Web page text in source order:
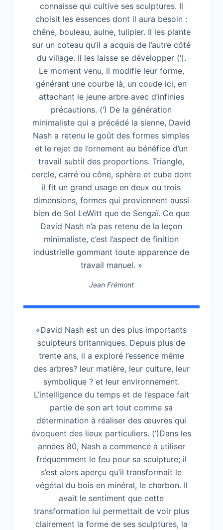
connaisse qui cultive ses sculptures. Il
choisit les essences dont il aura besoin :
chêne, bouleau, aulne, tulipier. Il les plante
sur un coteau qu’il a acquis de l’autre côté
du village. Il les laisse se développer (‘).
Le moment venu, il modifie leur forme,
générant une courbe là, un coude ici, en
attachant le jeune arbre avec d’infinies
précautions. (‘) De la génération
minimaliste qui a précédé la sienne, David
Nash a retenu le goût des formes simples
et le rejet de l’ornement au bénéfice d’un
travail subtil des proportions. Triangle,
cercle, carré ou cône, sphère et cube dont
il fit un grand usage en deux ou trois
dimensions, formes qui proviennent aussi
bien de Sol LeWitt que de Sengaï. Ce que
David Nash n’a pas retenu de la leçon
minimaliste, c’est l’aspect de finition
industrielle gommant toute apparence de
travail manuel. »
Jean Frémont
«David Nash est un des plus importants
sculpteurs britanniques. Depuis plus de
trente ans, il a exploré l’essence même
des arbres? leur matière, leur culture, leur
symbolique ? et leur environnement.
L’intelligence du temps et de l’espace fait
partie de son art tout comme sa
détermination à réaliser des œuvres qui
évoquent des lieux particuliers. (‘)Dans les
années 80, Nash a commencé à utiliser
fréquemment le feu pour sa sculpture; il
s’est alors aperçu qu’il transformait le
végétal du bois en minéral, le charbon. Il
avait le sentiment que cette
transformation lui permettait de voir plus
clairement la forme de ses sculptures, la